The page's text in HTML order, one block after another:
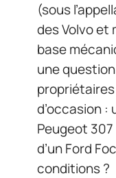
(sous
des Volvo et
base
une
d’occasion :
Peugeot
d’un Ford
conditions ?